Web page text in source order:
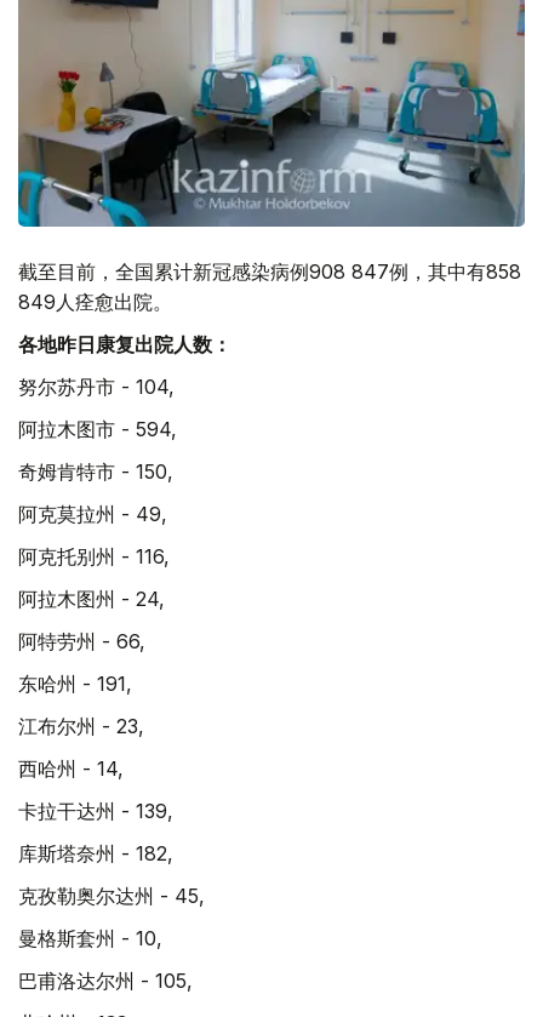
截至目前，全国累计新冠感染病例908 847例，其中有858
849人痊愈出院。
各地昨日康复出院人数：
努尔苏丹市 - 104,
阿拉木图市 - 594,
奇姆肯特市 - 150,
阿克莫拉州 - 49,
阿克托别州 - 116,
阿拉木图州 - 24,
阿特劳州 - 66,
东哈州 - 191,
江布尔州 - 23,
西哈州 - 14,
卡拉干达州 - 139,
库斯塔奈州 - 182,
克孜勒奥尔达州 - 45,
曼格斯套州 - 10,
巴甫洛达尔州 - 105,